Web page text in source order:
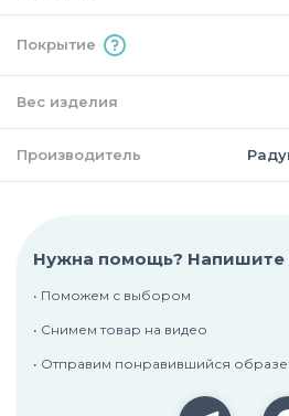
Покрытие
Вес изделия
Производитель
Нужна помощь? Напишите
• Поможем с выбором
• Снимем товар на видео
• Отправим понравившийся